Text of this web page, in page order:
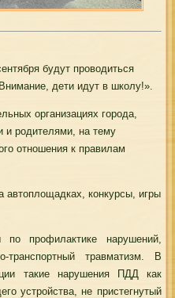
будут проводиться
дети идут в школу!».
организациях города,
и родителями, на тему
отношения к правилам
автоплощадках, конкурсы, игры
профилактике нарушений,
травматизм. В
такие нарушения ПДД как
устройства, не пристегнутый